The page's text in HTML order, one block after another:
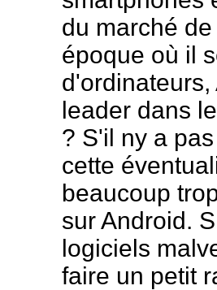
du marché
époque où il
leader dans
? S'il ny a
cette
beaucoup
sur Android.
logiciels
faire un petit